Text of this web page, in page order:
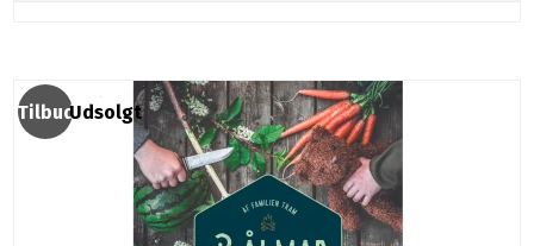
TilbudUdsolgt